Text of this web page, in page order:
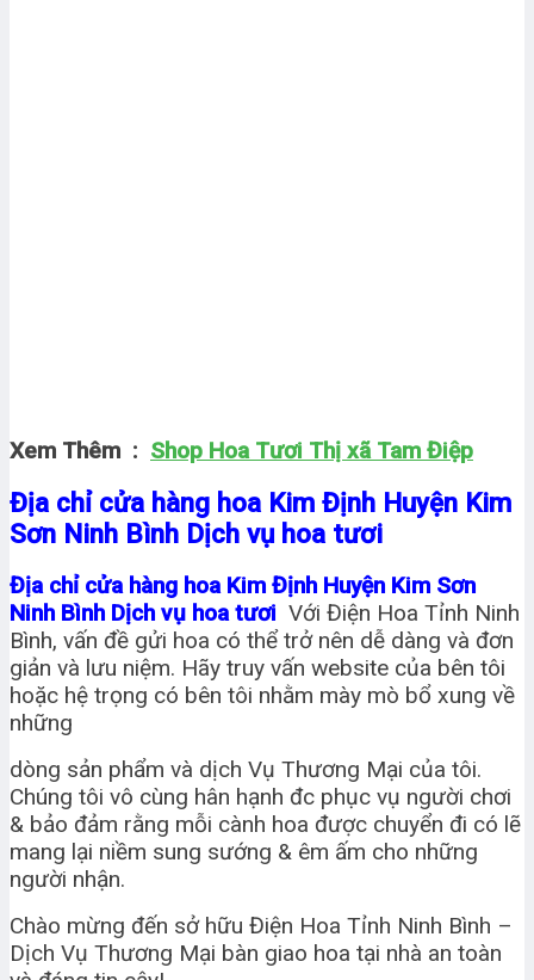
Xem Thêm : Shop Hoa Tươi Thị xã Tam Điệp
Địa chỉ cửa hàng hoa Kim Định Huyện Kim
Sơn Ninh Bình Dịch vụ hoa tươi
Địa chỉ cửa hàng hoa Kim Định Huyện Kim Sơn
Ninh Bình Dịch vụ hoa tươi Với Điện Hoa Tỉnh Ninh
Bình, vấn đề gửi hoa có thể trở nên dễ dàng và đơn
giản và lưu niệm. Hãy truy vấn website của bên tôi
hoặc hệ trọng có bên tôi nhằm mày mò bổ xung về
những
dòng sản phẩm và dịch Vụ Thương Mại của tôi.
Chúng tôi vô cùng hân hạnh đc phục vụ người chơi
& bảo đảm rằng mỗi cành hoa được chuyển đi có lẽ
mang lại niềm sung sướng & êm ấm cho những
người nhận.
Chào mừng đến sở hữu Điện Hoa Tỉnh Ninh Bình –
Dịch Vụ Thương Mại bàn giao hoa tại nhà an toàn